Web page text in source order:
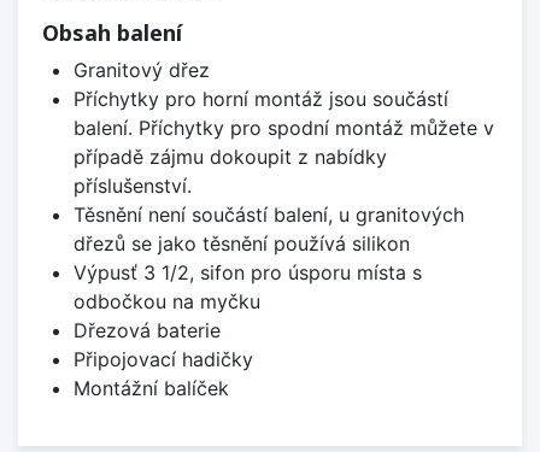
Obsah balení
Granitový dřez
Příchytky pro horní montáž jsou součástí
balení. Příchytky pro spodní montáž můžete v
případě zájmu dokoupit z nabídky
příslušenství.
Těsnění není součástí balení, u granitových
dřezů se jako těsnění používá silikon
Výpusť 3 1/2, sifon pro úsporu místa s
odbočkou na myčku
Dřezová baterie
Připojovací hadičky
Montážní balíček